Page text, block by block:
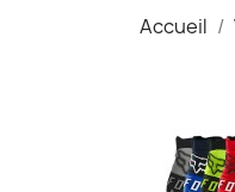
Accueil